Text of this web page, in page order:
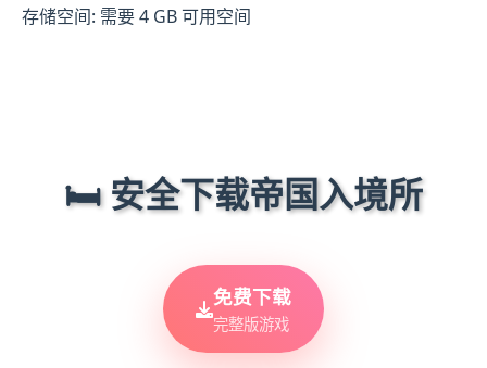
存储空间: 需要 4 GB 可用空间
🛏️ 安全下载帝国入境所
免费下载
完整版游戏